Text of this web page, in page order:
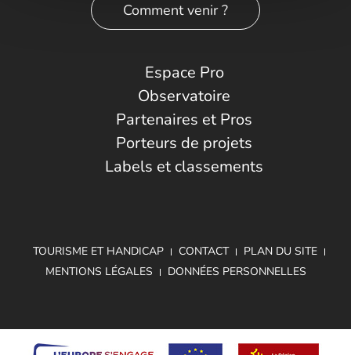
Comment venir ?
Espace Pro
Observatoire
Partenaires et Pros
Porteurs de projets
Labels et classements
TOURISME ET HANDICAP CONTACT
PLAN DU SITE
MENTIONS LÉGALES
DONNÉES PERSONNELLES